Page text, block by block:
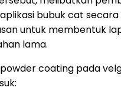
bubuk cat
untuk membentuk
lama.
coating pada